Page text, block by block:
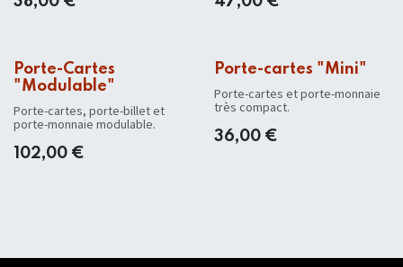
Porte-Cartes
"Modulable"
Porte-cartes, porte-billet et
porte-monnaie modulable.
102,00 €
Porte-cartes "Mini"
Porte-cartes et porte-monnaie
très compact.
36,00€